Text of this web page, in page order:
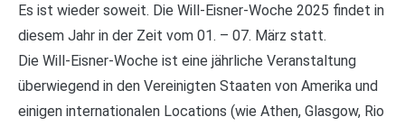
Es ist wieder soweit. Die Will-Eisner-Woche 2025 findet in
diesem Jahr in der Zeit vom 01. – 07. März statt.
Die Will-Eisner-Woche ist eine jährliche Veranstaltung
überwiegend in den Vereinigten Staaten von Amerika und
einigen internationalen Locations (wie Athen, Glasgow, Rio